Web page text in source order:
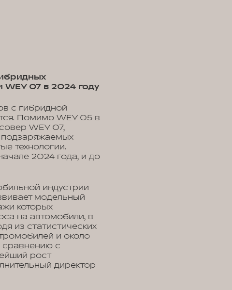
07 в 2024 году
с гибридной
Помимо WEY 05 в
WEY 07,
подзаряжаемых
технологии.
2024 года, и до
индустрии
модельный
которых
на автомобили, в
из статистических
и около
сравнению с
рост
директор